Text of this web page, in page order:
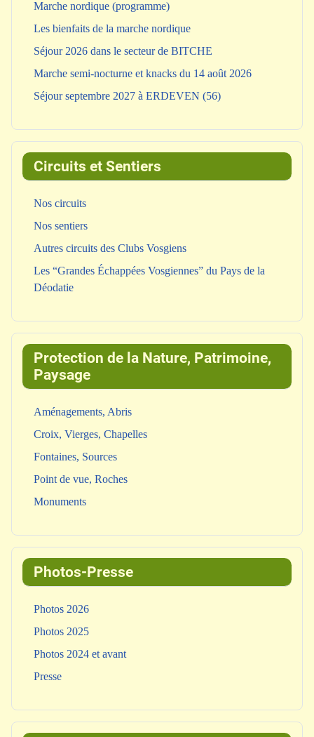
Marche nordique (programme)
Les bienfaits de la marche nordique
Séjour 2026 dans le secteur de BITCHE
Marche semi-nocturne et knacks du 14 août 2026
Séjour septembre 2027 à ERDEVEN (56)
Circuits et Sentiers
Nos circuits
Nos sentiers
Autres circuits des Clubs Vosgiens
Les “Grandes Échappées Vosgiennes” du Pays de la
Déodatie
Protection de la Nature, Patrimoine,
Paysage
Aménagements, Abris
Croix, Vierges, Chapelles
Fontaines, Sources
Point de vue, Roches
Monuments
Photos-Presse
Photos 2026
Photos 2025
Photos 2024 et avant
Presse